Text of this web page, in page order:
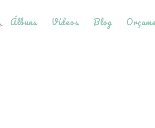
Álbuns Vídeos Blog